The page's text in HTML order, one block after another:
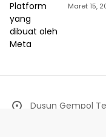
Maret 15,
Dusun Gempol